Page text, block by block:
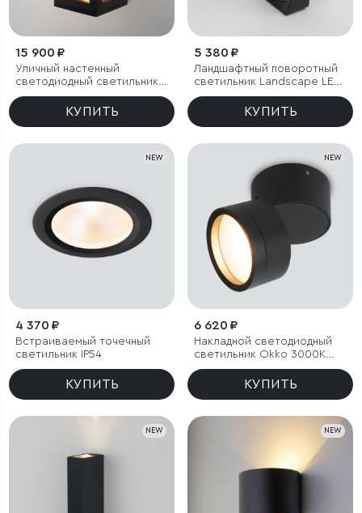
15 900 ₽
Уличный настенный
светодиодный светильник
Frame 3000K чёрный
КУПИТЬ
5 380 ₽
Ландшафтный поворотный
светильник Landscape LED
3000K черный IP54
КУПИТЬ
NEW
4 370 ₽
Встраиваемый точечный
светильник IP54
КУПИТЬ
NEW
6 620 ₽
Накладной светодиодный
светильник Okko 3000K
черный IP54
КУПИТЬ
NEW NEW